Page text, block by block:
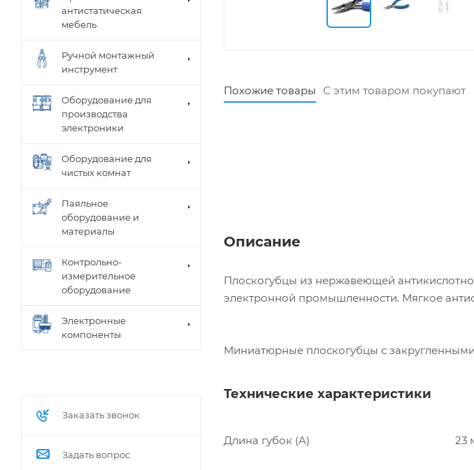
Похожие товары С этим товаром покупают
Описание
Плоскогубцы из нержавеющей
электронной промышленности. Мягкое
Миниатюрные плоскогубцы с
Технические характеристики
Длина губок (A) 23
антистатическая
мебель
Ручной монтажный
инструмент
Оборудование для
производства
электроники
Оборудование для
чистых комнат
Паяльное
оборудование и
материалы
Контрольно-
измерительное
оборудование
Электронные
компоненты
Заказать звонок
Задать вопрос